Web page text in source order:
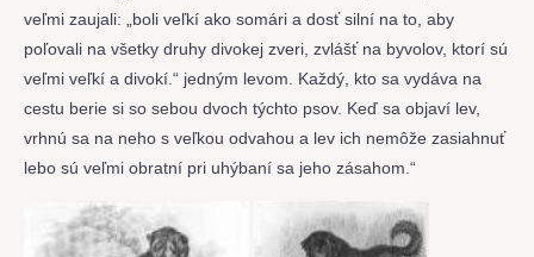
veľmi zaujali: „boli veľkí ako somári a dosť silní na to, aby
poľovali na všetky druhy divokej zveri, zvlášť na byvolov, ktorí sú
veľmi veľkí a divokí.“ jedným levom. Každý, kto sa vydáva na
cestu berie si so sebou dvoch týchto psov. Keď sa objaví lev,
vrhnú sa na neho s veľkou odvahou a lev ich nemôže zasiahnuť
lebo sú veľmi obratní pri uhýbaní sa jeho zásahom.“